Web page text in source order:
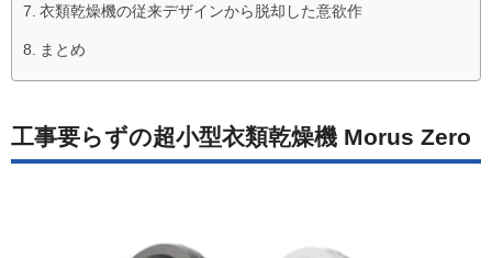
衣類乾燥機の従来デザインから脱却した意欲作
まとめ
工事要らずの超小型衣類乾燥機 Morus Zero